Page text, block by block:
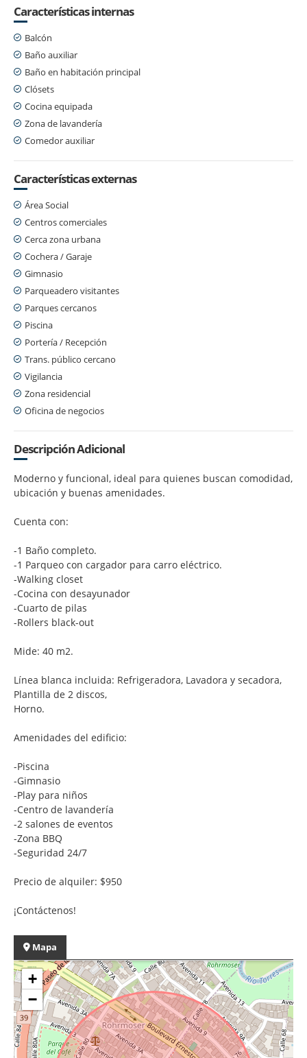
Características internas
Balcón
Baño auxiliar
Baño en habitación principal
Clósets
Cocina equipada
Zona de lavandería
Comedor auxiliar
Características externas
Área Social
Centros comerciales
Cerca zona urbana
Cochera / Garaje
Gimnasio
Parqueadero visitantes
Parques cercanos
Piscina
Portería / Recepción
Trans. público cercano
Vigilancia
Zona residencial
Oficina de negocios
Descripción Adicional
Moderno y funcional, ideal para quienes buscan comodidad,
ubicación y buenas amenidades.
Cuenta con:
-1 Baño completo.
-1 Parqueo con cargador para carro eléctrico.
-Walking closet
-Cocina con desayunador
-Cuarto de pilas
-Rollers black-out
Mide: 40 m2.
Línea blanca incluida: Refrigeradora, Lavadora y secadora,
Plantilla de 2 discos,
Horno.
Amenidades del edificio:
-Piscina
-Gimnasio
-Play para niños
-Centro de lavandería
-2 salones de eventos
-Zona BBQ
-Seguridad 24/7
Precio de alquiler: $950
¡Contáctenos!
Mapa
+
−